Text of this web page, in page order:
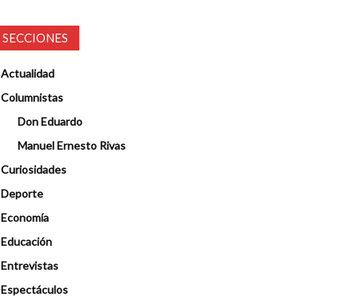
SECCIONES
Actualidad
Columnistas
Don Eduardo
Manuel Ernesto Rivas
Curiosidades
Deporte
Economía
Educación
Entrevistas
Espectáculos